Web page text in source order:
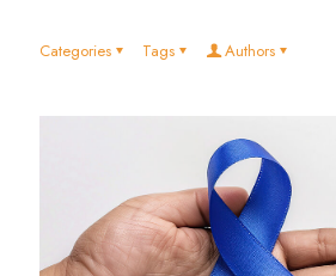
Categories Tags Authors